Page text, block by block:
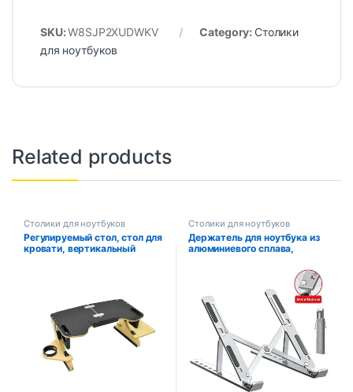
SKU:W8SJP2XUDWKV Category: Столики
для ноутбуков
Related products
Столики для ноутбуков
Регулируемый стол, стол для
кровати, вертикальный
Столики для ноутбуков
Держатель для ноутбука из
алюминиевого сплава,
регулируемая портативная
настольная подставка для
ноутбука, подъемный
кронштейн для ноутбука